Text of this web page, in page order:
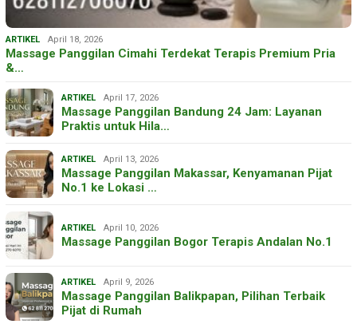
ARTIKEL April 18, 2026
Massage Panggilan Cimahi Terdekat Terapis Premium Pria
&…
ARTIKEL April 17, 2026
Massage Panggilan Bandung 24 Jam: Layanan
Praktis untuk Hila…
ARTIKEL April 13, 2026
Massage Panggilan Makassar, Kenyamanan Pijat
No.1 ke Lokasi …
ARTIKEL April 10, 2026
Massage Panggilan Bogor Terapis Andalan No.1
ARTIKEL April 9, 2026
Massage Panggilan Balikpapan, Pilihan Terbaik
Pijat di Rumah